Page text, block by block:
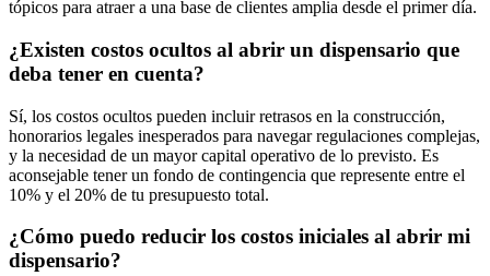
tópicos para atraer a una base de clientes amplia desde el primer día.
¿Existen costos ocultos al abrir un dispensario que
deba tener en cuenta?
Sí, los costos ocultos pueden incluir retrasos en la construcción,
honorarios legales inesperados para navegar regulaciones complejas,
y la necesidad de un mayor capital operativo de lo previsto. Es
aconsejable tener un fondo de contingencia que represente entre el
10% y el 20% de tu presupuesto total.
¿Cómo puedo reducir los costos iniciales al abrir mi
dispensario?